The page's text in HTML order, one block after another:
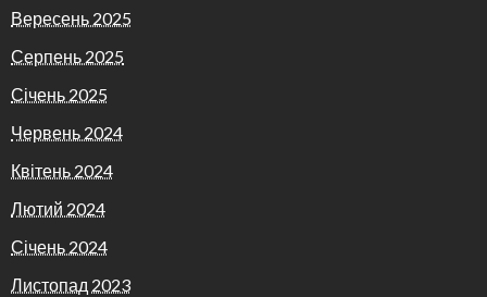
Вересень 2025
Серпень 2025
Січень 2025
Червень 2024
Квітень 2024
Лютий 2024
Січень 2024
Листопад 2023